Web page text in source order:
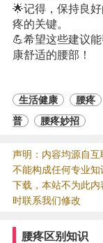
🌟记得，保持良好
疼的关键。
💪希望这些建议
康舒适的腰部！
生活健康 腰疼
普
腰疼妙招
声明：内容均源自互
不能构成任何专业
下载，本站不为此
时联系我们修改
腰疼区别知识